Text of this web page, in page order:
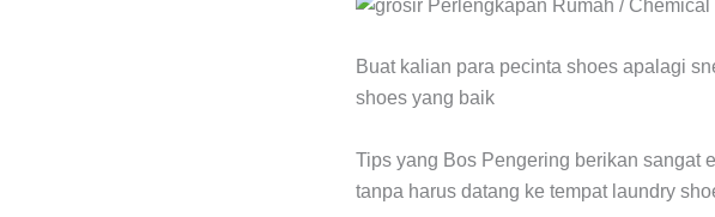
Buat kalian para pecinta shoes apalagi
shoes yang baik
Tips yang Bos Pengering berikan sangat
tanpa harus datang ke tempat laundry